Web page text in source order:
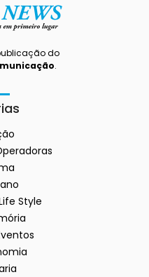
do
.
Style